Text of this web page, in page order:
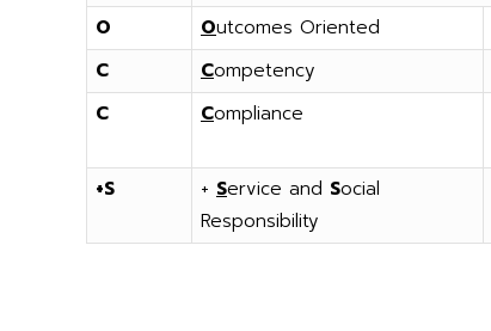
O
Outcomes Oriented
C
Competency
C
Compliance
+S
+ Service and Social
Responsibility